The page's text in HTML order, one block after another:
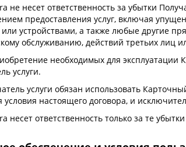
не несет ответственность за убытки
предоставления услуг, включая
или устройствами, а также любые другие
обслуживанию, действий третьих лиц
необходимых для эксплуатации
услуги.
услуги обязан использовать
условия настоящего договора, и
несет ответственность только за те